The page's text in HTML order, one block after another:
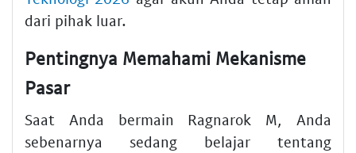
dari pihak luar.
Pentingnya Memahami Mekanisme
Pasar
Saat Anda bermain Ragnarok M, Anda
sebenarnya sedang belajar tentang